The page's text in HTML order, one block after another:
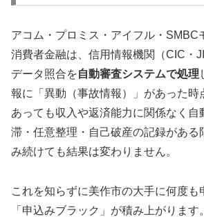
アコム・プロミス・アイフル・SMBC
消費者金融は、信用情報機関（CIC・
データ照合を自動審査システムで処理
報に「異動（事故情報）」があった時
あっても収入や返済能力に関係なく自
滞・任意整理・自己破産の記録がある
み続けても結果は変わりません。
これを知らずに美作市の大手に何度も
「申込みブラック」が積み上がりま